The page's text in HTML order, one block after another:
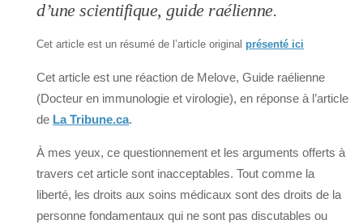
d’une scientifique, guide raélienne.
Cet article est un résumé de l’article original présenté ici
Cet article est une réaction de Melove, Guide raélienne
(Docteur en immunologie et virologie), en réponse à l’article
de La Tribune.ca.
À mes yeux, ce questionnement et les arguments offerts à
travers cet article sont inacceptables. Tout comme la
liberté, les droits aux soins médicaux sont des droits de la
personne fondamentaux qui ne sont pas discutables ou